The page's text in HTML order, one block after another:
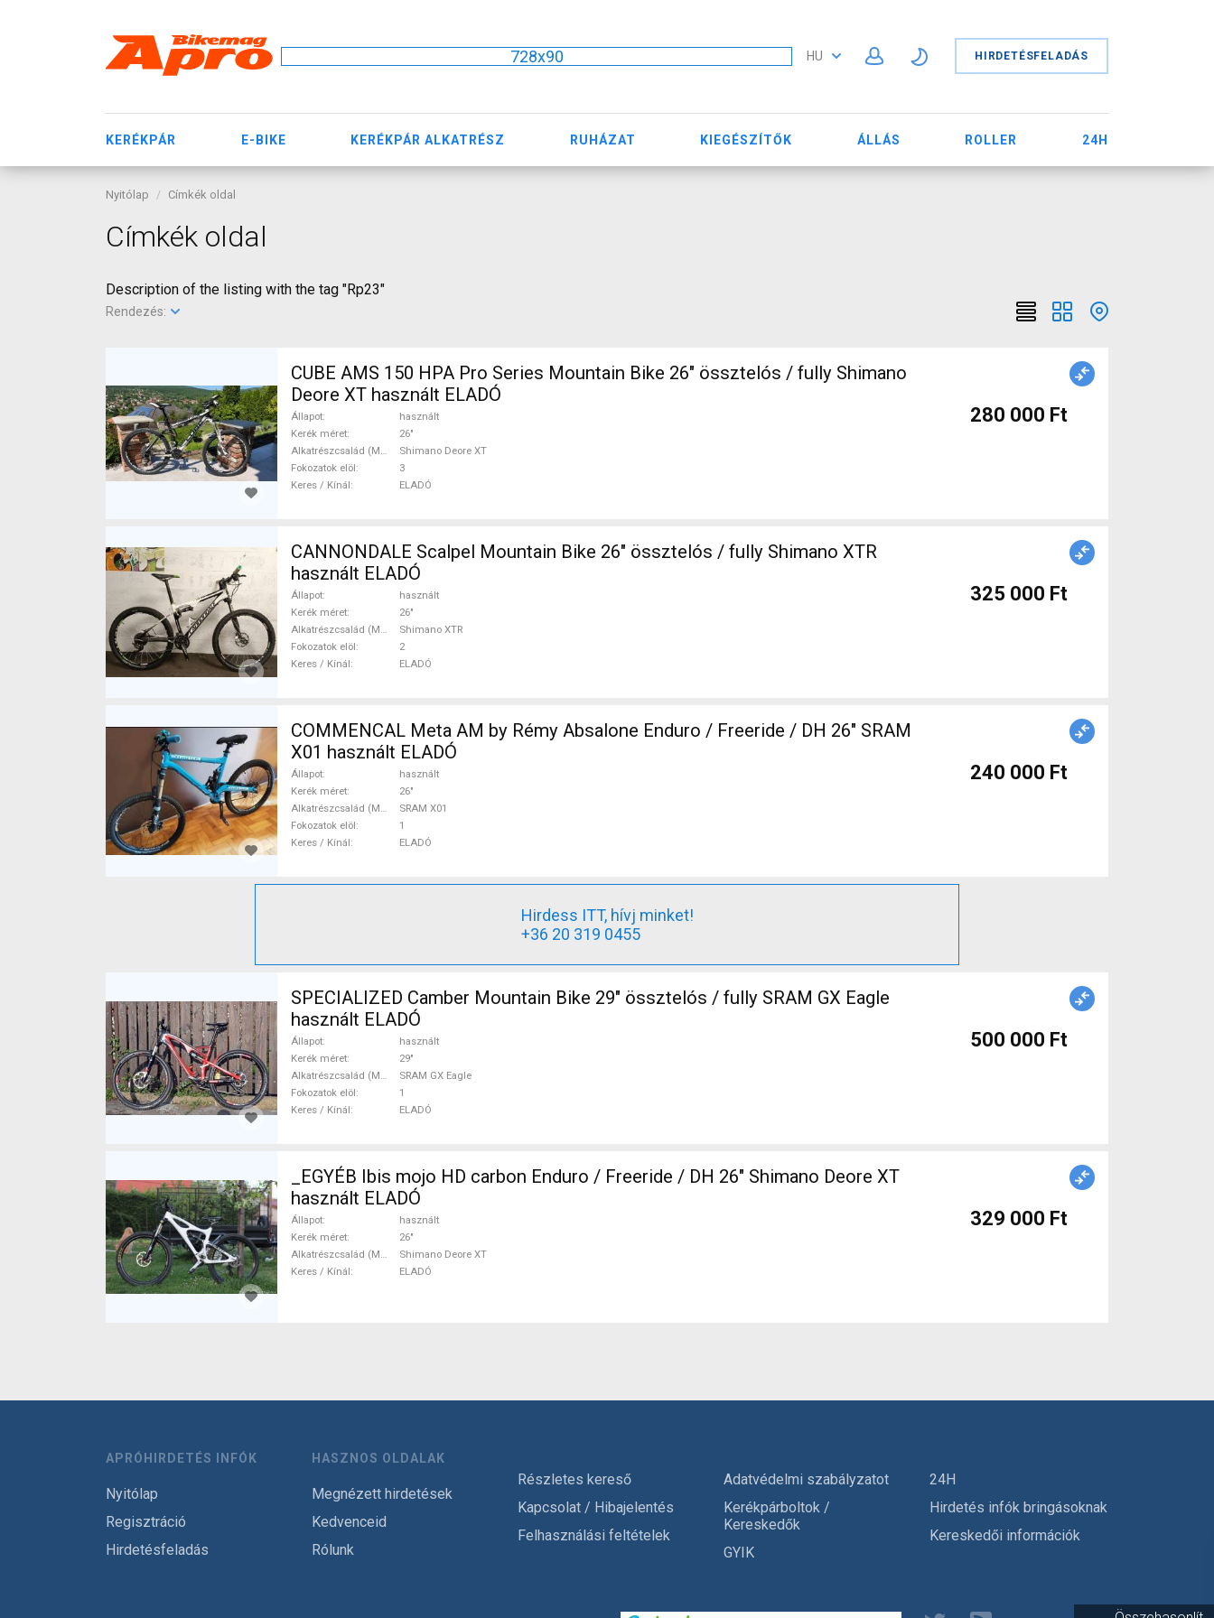
728x90 HU HIRDETÉSFELADÁS
KERÉKPÁR E-BIKE KERÉKPÁR ALKATRÉSZ RUHÁZAT KIEGÉSZÍTŐK ÁLLÁS ROLLER 24H
Nyitólap Címkék oldal
Címkék oldal
Description of the listing with the tag "Rp23"
Rendezés:
CUBE AMS 150 HPA Pro Series Mountain Bike 26" össztelós / fully Shimano
Deore XT használt ELADÓ
Állapot
használt
Kerék méret
26"
Alkatrészcsalád (MTB)
Shimano Deore XT
Fokozatok elöl
3
Keres / Kínál
ELADÓ
280 000 Ft
CANNONDALE Scalpel Mountain Bike 26" össztelós / fully Shimano XTR
használt ELADÓ
Állapot
használt
Kerék méret
26"
Alkatrészcsalád (MTB)
Shimano XTR
Fokozatok elöl
2
Keres / Kínál
ELADÓ
325 000 Ft
COMMENCAL Meta AM by Rémy Absalone Enduro / Freeride / DH 26" SRAM
X01 használt ELADÓ
Állapot
használt
Kerék méret
26"
Alkatrészcsalád (MTB)
SRAM X01
Fokozatok elöl
1
Keres / Kínál
ELADÓ
240 000 Ft
Hirdess ITT, hívj minket!
+36 20 319 0455
SPECIALIZED Camber Mountain Bike 29" össztelós / fully SRAM GX Eagle
használt ELADÓ
Állapot
használt
Kerék méret
29"
Alkatrészcsalád (MTB)
SRAM GX Eagle
Fokozatok elöl
1
Keres / Kínál
ELADÓ
500 000 Ft
_EGYÉB Ibis mojo HD carbon Enduro / Freeride / DH 26" Shimano Deore XT
használt ELADÓ
Állapot
használt
Kerék méret
26"
Alkatrészcsalád (MTB)
Shimano Deore XT
Keres / Kínál
ELADÓ
329 000 Ft
APRÓHIRDETÉS INFÓK
Nyitólap
Regisztráció
Hirdetésfeladás
HASZNOS OLDALAK
Megnézett hirdetések
Kedvenceid
Rólunk
Részletes kereső
Kapcsolat / Hibajelentés
Felhasználási feltételek
Adatvédelmi szabályzatot
Kerékpárboltok /
Kereskedők
GYIK
24H
Hirdetés infók bringásoknak
Kereskedői információk